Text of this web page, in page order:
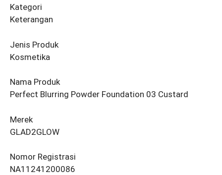
Kategori
Keterangan
Jenis Produk
Kosmetika
Nama Produk
Perfect Blurring Powder Foundation 03 Custard
Merek
GLAD2GLOW
Nomor Registrasi
NA11241200086